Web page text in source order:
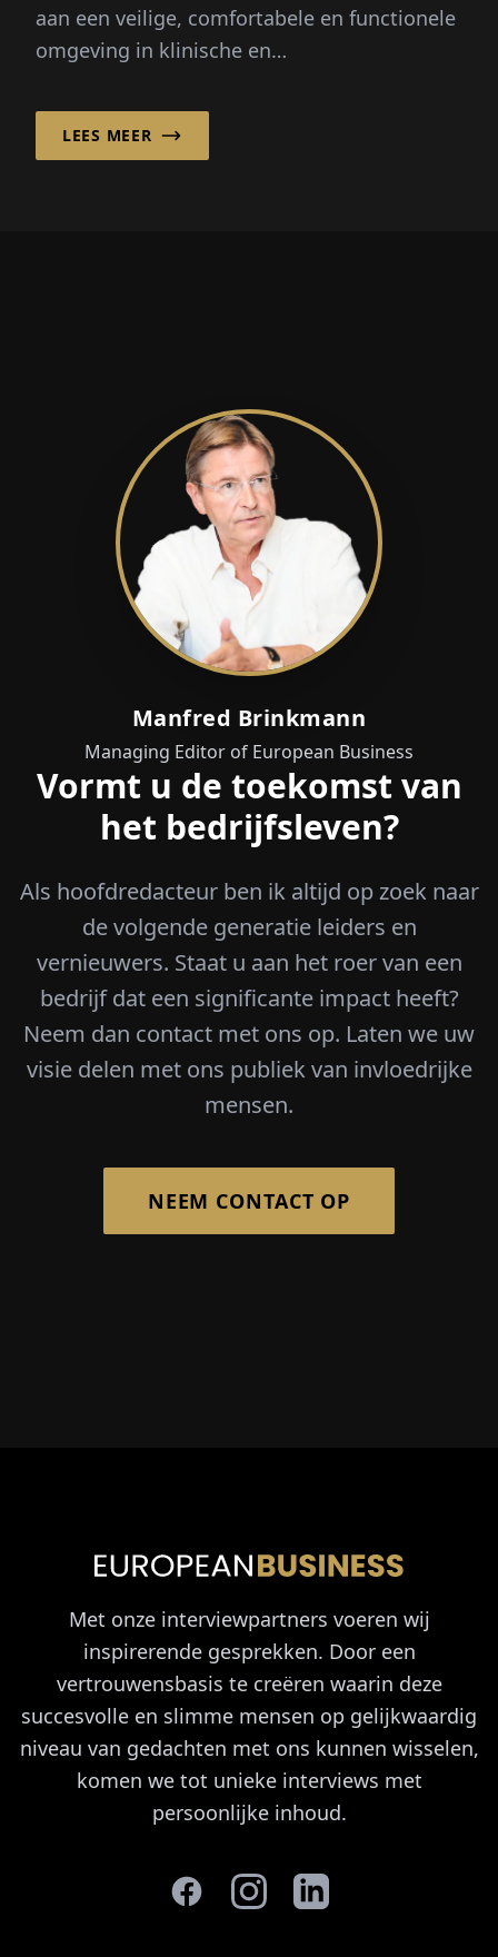
aan een veilige, comfortabele en functionele
omgeving in klinische en
h
LEES MEER
Manfred Brinkmann
Managing Editor of European Business
Vormt u de toekomst van
het bedrijfsleven?
Als hoofdredacteur ben ik altijd op zoek naar
de volgende generatie leiders en
vernieuwers. Staat u aan het roer van een
bedrijf dat een significante impact heeft?
Neem dan contact met ons op. Laten we uw
visie delen met ons publiek van invloedrijke
mensen.
NEEM CONTACT OP
Met onze interviewpartners voeren wij
inspirerende gesprekken. Door een
vertrouwensbasis te creëren waarin deze
succesvolle en slimme mensen op gelijkwaardig
niveau van gedachten met ons kunnen wisselen,
komen we tot unieke interviews met
persoonlijke inhoud.